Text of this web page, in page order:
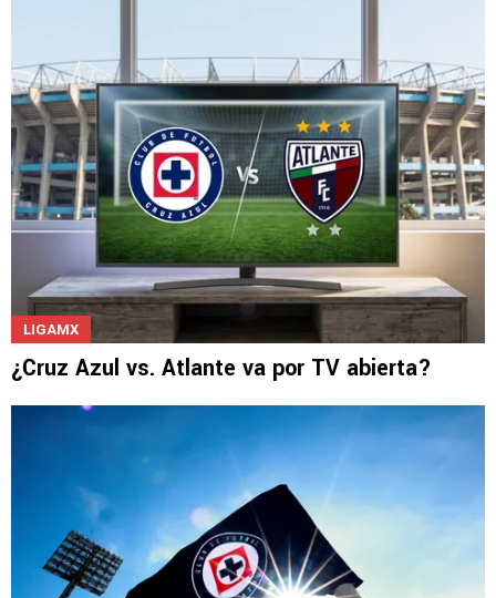
LIGAMX
¿Cruz Azul vs. Atlante va por TV abierta?